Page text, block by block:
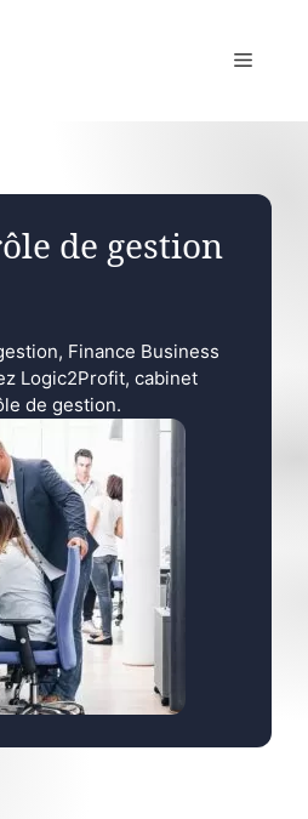
MENU
de gestion
Finance Business
Logic2Profit, cabinet
de gestion.